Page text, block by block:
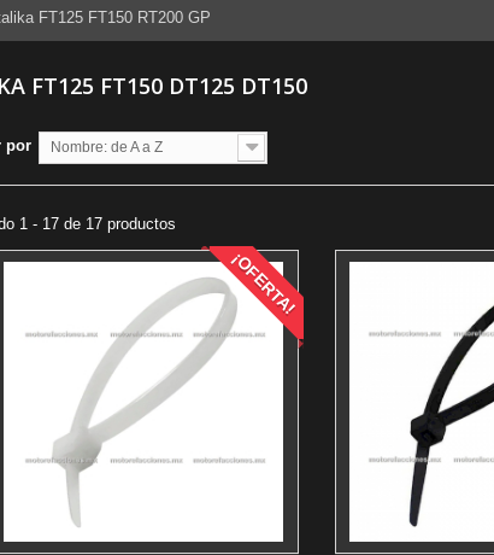
FT125 FT150 RT200 GP
FT125 FT150 DT125 DT150
por Nombre: de A a Z
1 - 17 de 17 productos
¡OFERTA!